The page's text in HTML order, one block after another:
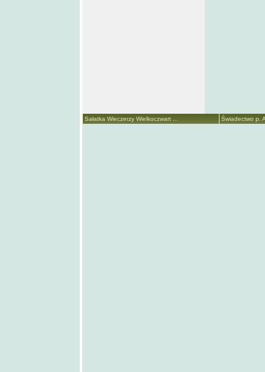
Sałatka Wieczerzy Wielkoczwart ... Świadectwo p.